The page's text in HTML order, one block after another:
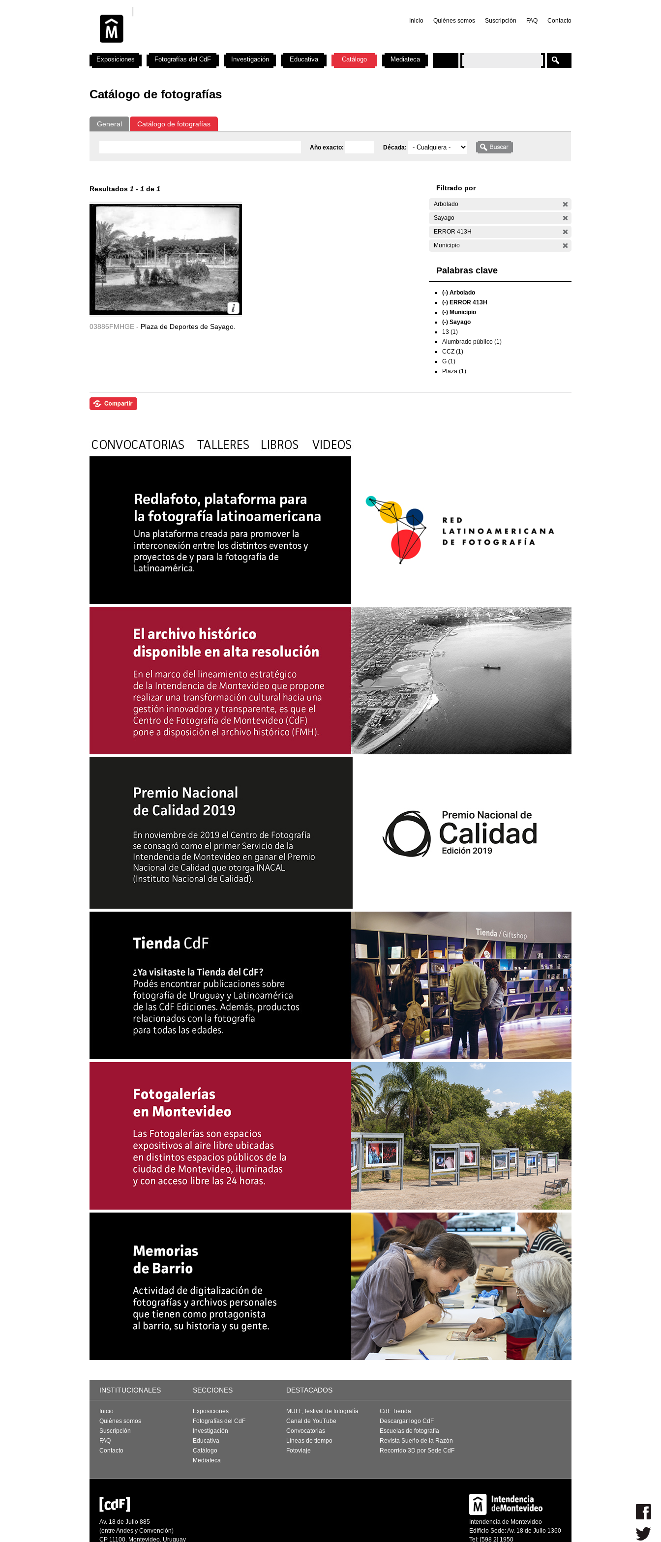
Inicio Quiénes somos Suscripción FAQ Contacto
Catálogo de fotografías
General Catálogo de fotografías
Año exacto: Década:
Resultados 1 - 1 de 1
03886FMHGE - Plaza de Deportes de Sayago.
Filtrado por
Arbolado
Sayago
ERROR 413H
Municipio
Palabras clave
(-) Arbolado
(-) ERROR 413H
(-) Municipio
(-) Sayago
13 (1)
Alumbrado público (1)
CCZ (1)
G (1)
Plaza (1)
Exposiciones Fotografías del CdF Investigación Educativa Catálogo Mediateca
INSTITUCIONALES SECCIONES DESTACADOS
Inicio
Quiénes somos
Suscripción
FAQ
Contacto
Exposiciones
Fotografías del CdF
Investigación
Educativa
Catálogo
Mediateca
MUFF, festival de fotografía
Canal de YouTube
Convocatorias
Líneas de tiempo
Fotoviaje
CdF Tienda
Descargar logo CdF
Escuelas de fotografía
Revista Sueño de la Razón
Recorrido 3D por Sede CdF
Av. 18 de Julio 885
(entre Andes y Convención)
CP 11100. Montevideo. Uruguay
Intendencia de Montevideo
Edificio Sede: Av. 18 de Julio 1360
Tel: [598 2] 1950